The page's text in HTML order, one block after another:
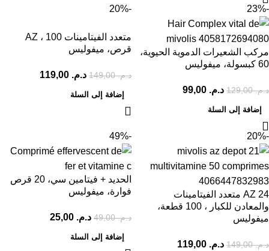
-23%
مركب الشعيرات الدموية الحيوية،
60 كبسولة، ميفوليس
د.م.129,00 د.م.
إضافة إلى السلة
-20%
متعدد الفيتامينات AZ ، 100
قرص، ميفوليس
د.م.149,00 د.م.
إضافة إلى السلة
-20%
AZ 24 متعدد الفيتامينات
والمعادن للكبار ، 100 قطعة،
ميفوليس
د.م.149,00 د.م.
-49%
الحديد + فيتامين سي، 20 قرص
فوارة، ميفوليس
د.م.49,00 د.م.
إضافة إلى السلة